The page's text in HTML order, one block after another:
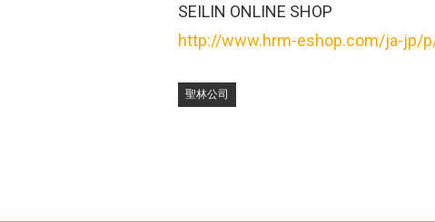
SEILIN ONLINE SHOP
http://www.hrm-eshop.com/ja-jp/
聖林公司